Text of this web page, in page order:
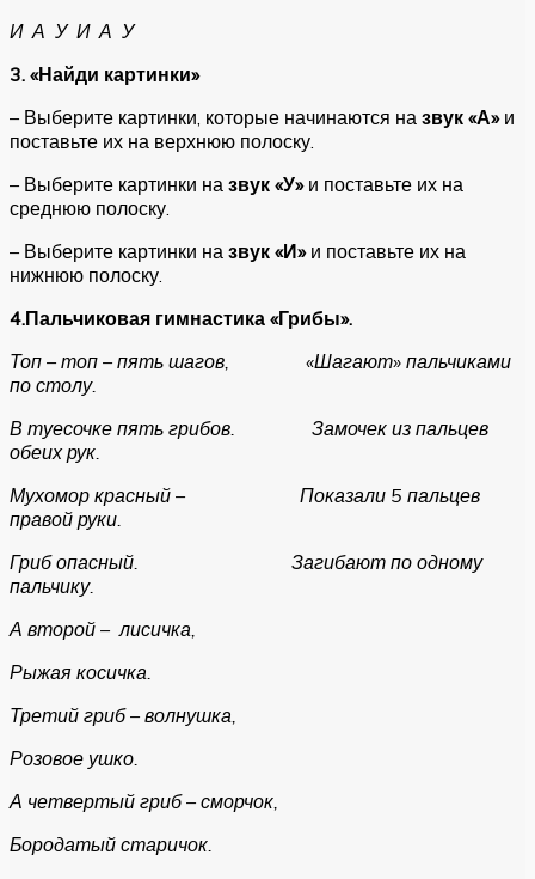
И А У И А У
3. «Найди картинки»
– Выберите картинки, которые начинаются на звук «А»и
поставьте их на верхнюю полоску.
– Выберите картинки на звук «У»и поставьте их на
среднюю полоску.
– Выберите картинки на звук «И»и поставьте их на
нижнюю полоску.
4.Пальчиковая гимнастика «Грибы».
Топ – топ – пять шагов, «Шагают» пальчиками
по столу.
В туесочке пять грибов. Замочек из пальцев
обеих рук.
Мухомор красный – Показали 5 пальцев
правой руки.
Гриб опасный. Загибают по одному
пальчику.
А второй – лисичка,
Рыжая косичка.
Третий гриб – волнушка,
Розовое ушко.
А четвертый гриб – сморчок,
Бородатый старичок.